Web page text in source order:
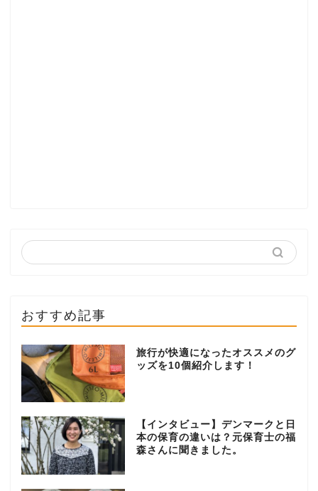
おすすめ記事
旅行が快適になったオススメのグ
ッズを10個紹介します！
【インタビュー】デンマークと日
本の保育の違いは？元保育士の福
森さんに聞きました。